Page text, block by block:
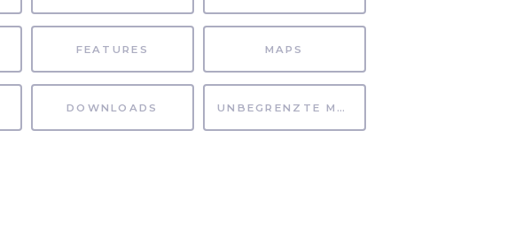
FEATURES MAPS
DOWNLOADS UNBEGRENZTE MÖGLICHKEITEN